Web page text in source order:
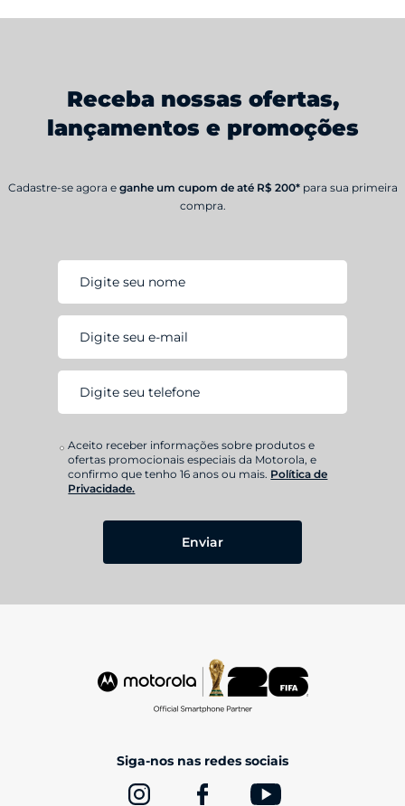
Receba nossas ofertas,
lançamentos e promoções
Cadastre-se agora e ganhe um cupom de até R$ 200* para sua primeira
compra.
Enviar
Aceito receber informações sobre produtos e
ofertas promocionais especiais da Motorola, e
confirmo que tenho 16 anos ou mais. Política de
Privacidade.
Siga-nos nas redes sociais